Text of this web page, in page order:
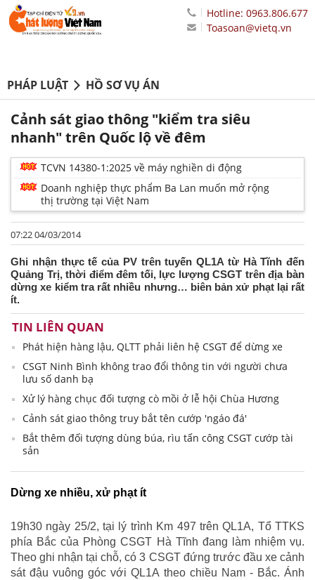
Hotline: 0963.806.677
Toasoan@vietq.vn
PHÁP LUẬT HỒ SƠ VỤ ÁN
Cảnh sát giao thông "kiểm tra siêu
nhanh" trên Quốc lộ về đêm
TCVN 14380-1:2025 về máy nghiền di động
Doanh nghiệp thực phẩm Ba Lan muốn mở rộng
thị trường tại Việt Nam
07:22 04/03/2014
Ghi nhận thực tế của PV trên tuyến QL1A từ Hà Tĩnh đến
Quảng Trị, thời điểm đêm tối, lực lượng CSGT trên địa bàn
dừng xe kiểm tra rất nhiều nhưng… biên bản xử phạt lại rất
ít.
TIN LIÊN QUAN
Phát hiện hàng lậu, QLTT phải liên hệ CSGT để dừng xe
CSGT Ninh Bình không trao đổi thông tin với người chưa
lưu số danh bạ
Xử lý hàng chục đối tượng cò mồi ở lễ hội Chùa Hương
Cảnh sát giao thông truy bắt tên cướp 'ngáo đá'
Bắt thêm đối tượng dùng búa, rìu tấn công CSGT cướp tài
sản
Dừng xe nhiều, xử phạt ít
19h30 ngày 25/2, tại lý trình Km 497 trên QL1A, Tổ TTKS
phía Bắc của Phòng CSGT Hà Tĩnh đang làm nhiệm vụ.
Theo ghi nhận tại chỗ, có 3 CSGT đứng trước đầu xe cảnh
sát đậu vuông góc với QL1A theo chiều Nam - Bắc. Ánh